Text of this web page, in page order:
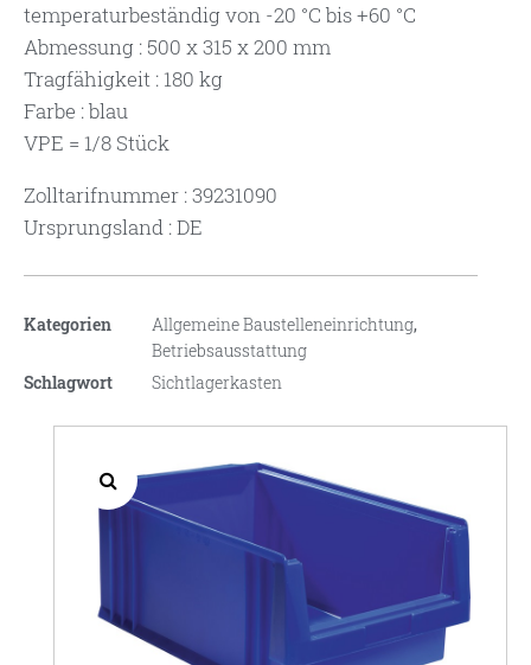
temperaturbeständig von -20 °C bis +60 °C
Abmessung : 500 x 315 x 200 mm
Tragfähigkeit : 180 kg
Farbe : blau
VPE = 1/8 Stück
Zolltarifnummer : 39231090
Ursprungsland : DE
Kategorien Allgemeine Baustelleneinrichtung,
Betriebsausstattung
Schlagwort
Sichtlagerkasten